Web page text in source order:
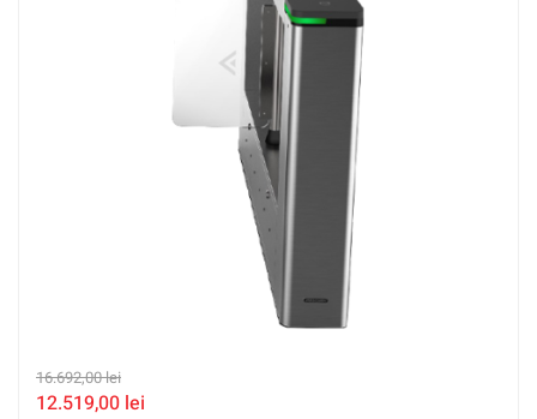
16.692,00lei
12.519,00 lei